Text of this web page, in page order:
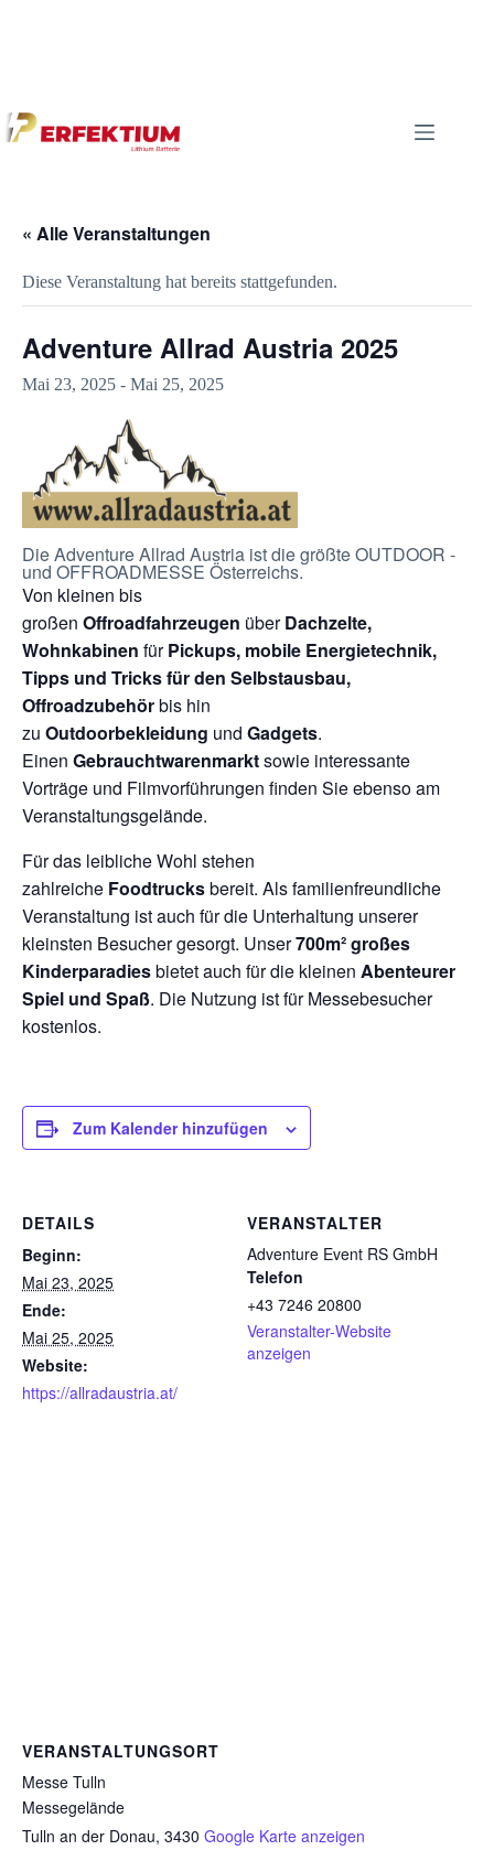
« Alle Veranstaltungen
Diese Veranstaltung hat bereits stattgefunden.
Adventure Allrad Austria 2025
Mai 23, 2025 - Mai 25, 2025
Die Adventure Allrad Austria ist die größte OUTDOOR -
und OFFROADMESSE Österreichs.
Von kleinen bis
großen Offroadfahrzeugen überDachzelte,
Wohnkabinen fürPickups, mobile Energietechnik,
Tipps und Tricks für den Selbstausbau,
Offroadzubehörbis hin
zu Outdoorbekleidung und Gadgets.
Einen Gebrauchtwarenmarktsowie interessante
Vorträge und Filmvorführungen finden Sie ebenso am
Veranstaltungsgelände.
Für das leibliche Wohl stehen
zahlreiche Foodtrucksbereit. Als familienfreundliche
Veranstaltung ist auch für die Unterhaltung unserer
kleinsten Besucher gesorgt. Unser700m² großes
Kinderparadiesbietet auch für die kleinen Abenteurer
Spiel und Spaß. Die Nutzung ist für Messebesucher
kostenlos.
Zum Kalender hinzufügen
DETAILS
Beginn:
Mai 23, 2025
Ende:
Mai 25, 2025
Website:
https://allradaustria.at/
VERANSTALTER
Adventure Event RS GmbH
Telefon
+43 7246 20800​
Veranstalter-Website
anzeigen
VERANSTALTUNGSORT
Messe Tulln
Messegelände
Tulln an der Donau, 3430 Google Karte anzeigen